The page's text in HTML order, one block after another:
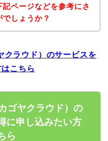
ページなどを参考にさ
しょうか？
クラウド）のサービスを
こちら
ゴヤクラウド）の
に申し込みたい方
ら